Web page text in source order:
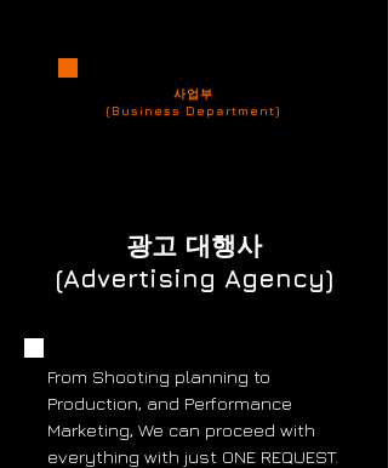
사업부
(Business Department)
광고 대행사
(Advertising Agency)
From Shooting planning to
Production, and Performance
Marketing, We can proceed with
everything with just ONE REQUEST.